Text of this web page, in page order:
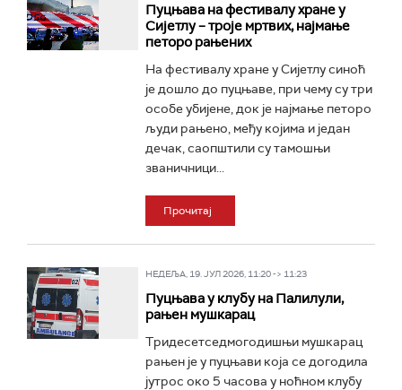
Пуцњава на фестивалу хране у
Сијетлу – троје мртвих, најмање
петоро рањених
На фестивалу хране у Сијетлу синоћ
је дошло до пуцњаве, при чему су три
особе убијене, док је најмање петоро
људи рањено, међу којима и један
дечак, саопштили су тамошњи
званичници...
Прочитај
НЕДЕЉА, 19. ЈУЛ 2026, 11:20 -> 11:23
Пуцњава у клубу на Палилули,
рањен мушкарац
Тридесетседмогодишњи мушкарац
рањен је у пуцњави која се догодила
јутрос око 5 часова у ноћном клубу